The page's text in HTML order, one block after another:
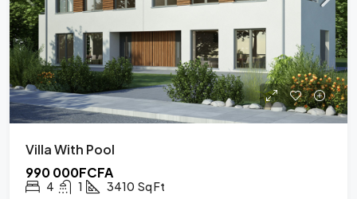
Villa With Pool
990 000FCFA
4 1 3410 Sq Ft